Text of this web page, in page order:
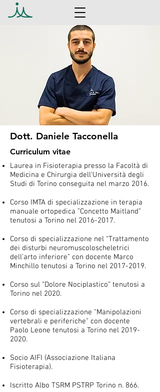
Dott. Daniele Tacconella
Curriculum vitae
Laurea in Fisioterapia presso la Facoltà di
Medicina e Chirurgia dell’Università degli
Studi di Torino conseguita nel marzo 2016.
Corso IMTA di specializzazione in terapia
manuale ortopedica ”Concetto Maitland”
tenutosi a Torino nel 2016-2017.
Corso di specializzazione nel “Trattamento
dei disturbi neuromuscoloscheletrici
dell’arto inferiore” con docente Marco
Minchillo tenutosi a Torino nel 2017-2019.
Corso sul “Dolore Nociplastico” tenutosi a
Torino nel 2020.
Corso di specializzazione "Manipolazioni
vertebrali e periferiche" con docente
Paolo Leone tenutosi a Torino nel 2019-
2020.
Socio AIFI (Associazione Italiana
Fisioterapia).
Iscritto Albo TSRM PSTRP Torino n. 866.